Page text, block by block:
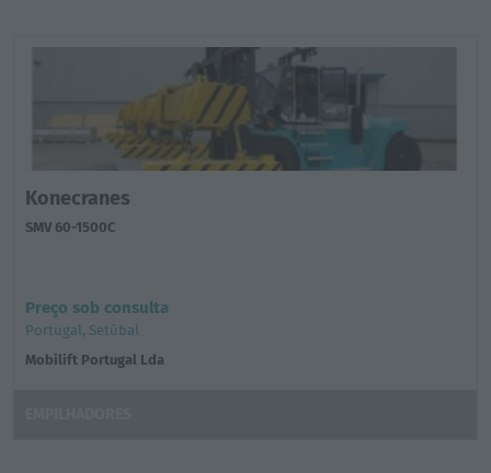
Konecranes
SMV 60-1500C
Preço sob consulta
Portugal, Setúbal
Mobilift Portugal Lda